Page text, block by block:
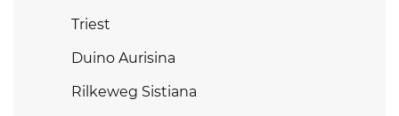
Triest
Duino Aurisina
Rilkeweg Sistiana